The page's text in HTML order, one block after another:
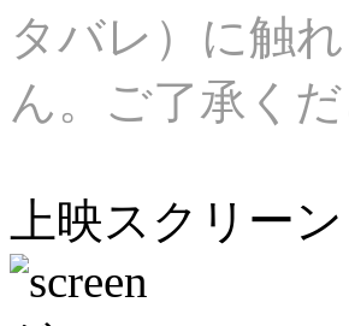
タバレ）に触
ん。ご了承くだ
上映スクリーン